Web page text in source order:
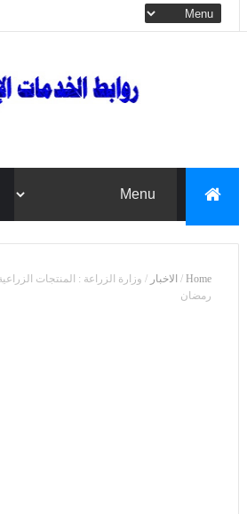
Home
/ الاخبار / وزارة الزراعة : المنتجات
رمضان